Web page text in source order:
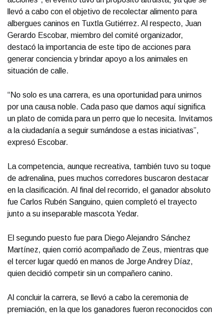
llevó a cabo con el objetivo de recolectar alimento para
albergues caninos en Tuxtla Gutiérrez. Al respecto, Juan
Gerardo Escobar, miembro del comité organizador,
destacó la importancia de este tipo de acciones para
generar conciencia y brindar apoyo a los animales en
situación de calle.
“No solo es una carrera, es una oportunidad para unirnos
por una causa noble. Cada paso que damos aquí significa
un plato de comida para un perro que lo necesita. Invitamos
a la ciudadanía a seguir sumándose a estas iniciativas”,
expresó Escobar.
La competencia, aunque recreativa, también tuvo su toque
de adrenalina, pues muchos corredores buscaron destacar
en la clasificación. Al final del recorrido, el ganador absoluto
fue Carlos Rubén Sanguino, quien completó el trayecto
junto a su inseparable mascota Yedar.
El segundo puesto fue para Diego Alejandro Sánchez
Martínez, quien corrió acompañado de Zeus, mientras que
el tercer lugar quedó en manos de Jorge Andrey Díaz,
quien decidió competir sin un compañero canino.
Al concluir la carrera, se llevó a cabo la ceremonia de
premiación, en la que los ganadores fueron reconocidos con